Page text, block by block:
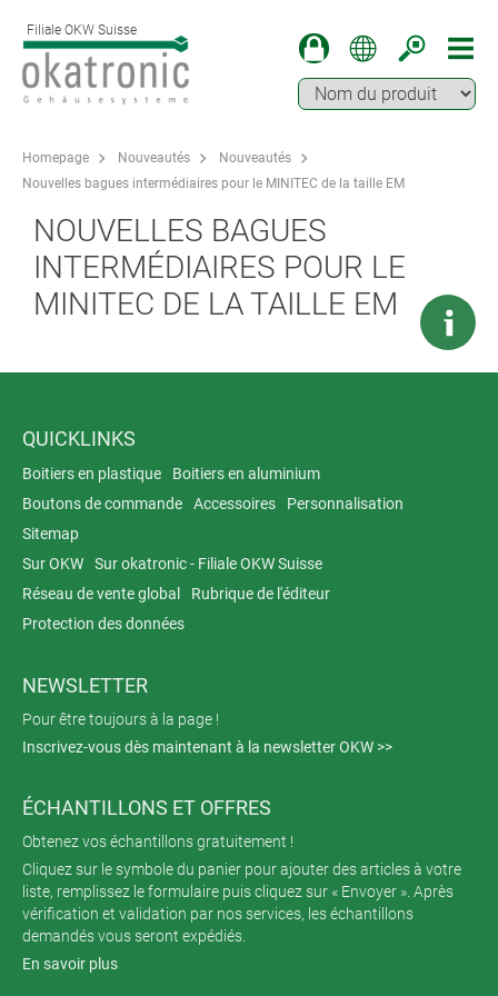
Filiale OKW Suisse
Homepage Nouveautés
Nouveautés
Nouvelles bagues intermédiaires pour le MINITEC de la taille EM
NOUVELLES BAGUES
INTERMÉDIAIRES POUR LE
MINITEC DE LA TAILLE EM
QUICKLINKS
Boitiers en plastique
Boitiers en aluminium
Boutons de commande
Accessoires
Personnalisation
Sitemap
Sur OKW
Sur okatronic - Filiale OKW Suisse
Réseau de vente global
Rubrique de l'éditeur
Protection des données
NEWSLETTER
Pour être toujours à la page !
Inscrivez-vous dès maintenant à la newsletter OKW >>
ÉCHANTILLONS ET OFFRES
Obtenez vos échantillons gratuitement !
Cliquez sur le symbole du panier pour ajouter des articles à votre
liste, remplissez le formulaire puis cliquez sur « Envoyer ». Après
vérification et validation par nos services, les échantillons
demandés vous seront expédiés.
En savoir plus